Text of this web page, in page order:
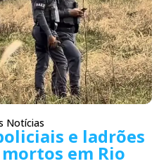
Notícias
e ladrões
em Rio